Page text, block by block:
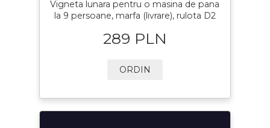
Vigneta lunara pentru o masina de pana
la 9 persoane, marfa (livrare), rulota D2
289 PLN
ORDIN